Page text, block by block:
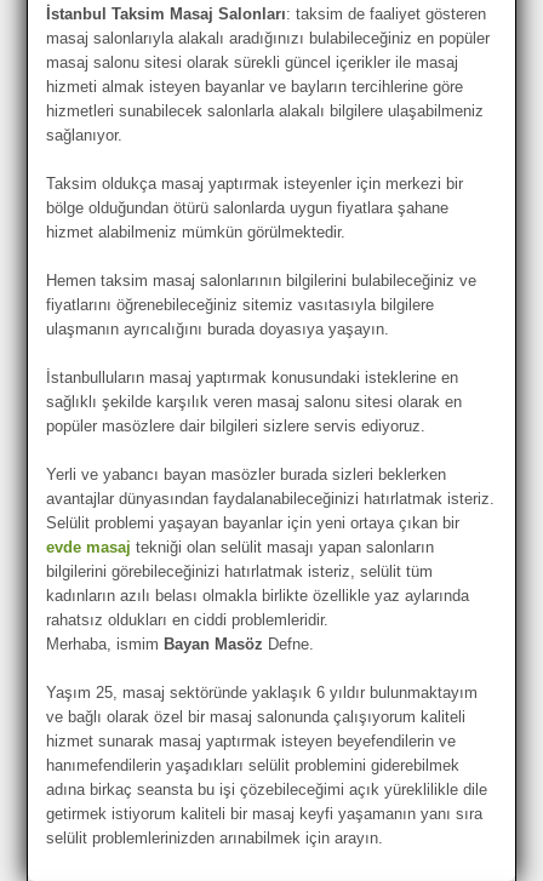
İstanbul Taksim Masaj Salonları: taksim de faaliyet gösteren
masaj salonlarıyla alakalı aradığınızı bulabileceğiniz en popüler
masaj salonu sitesi olarak sürekli güncel içerikler ile masaj
hizmeti almak isteyen bayanlar ve bayların tercihlerine göre
hizmetleri sunabilecek salonlarla alakalı bilgilere ulaşabilmeniz
sağlanıyor.
Taksim oldukça masaj yaptırmak isteyenler için merkezi bir
bölge olduğundan ötürü salonlarda uygun fiyatlara şahane
hizmet alabilmeniz mümkün görülmektedir.
Hemen taksim masaj salonlarının bilgilerini bulabileceğiniz ve
fiyatlarını öğrenebileceğiniz sitemiz vasıtasıyla bilgilere
ulaşmanın ayrıcalığını burada doyasıya yaşayın.
İstanbulluların masaj yaptırmak konusundaki isteklerine en
sağlıklı şekilde karşılık veren masaj salonu sitesi olarak en
popüler masözlere dair bilgileri sizlere servis ediyoruz.
Yerli ve yabancı bayan masözler burada sizleri beklerken
avantajlar dünyasından faydalanabileceğinizi hatırlatmak isteriz.
Selülit problemi yaşayan bayanlar için yeni ortaya çıkan bir
evde masaj tekniği olan selülit masajı yapan salonların
bilgilerini görebileceğinizi hatırlatmak isteriz, selülit tüm
kadınların azılı belası olmakla birlikte özellikle yaz aylarında
rahatsız oldukları en ciddi problemleridir.
Merhaba, ismim Bayan Masöz Defne.
Yaşım 25, masaj sektöründe yaklaşık 6 yıldır bulunmaktayım
ve bağlı olarak özel bir masaj salonunda çalışıyorum kaliteli
hizmet sunarak masaj yaptırmak isteyen beyefendilerin ve
hanımefendilerin yaşadıkları selülit problemini giderebilmek
adına birkaç seansta bu işi çözebileceğimi açık yüreklilikle dile
getirmek istiyorum kaliteli bir masaj keyfi yaşamanın yanı sıra
selülit problemlerinizden arınabilmek için arayın.